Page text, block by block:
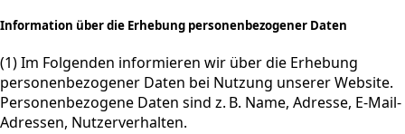
Information über die Erhebung personenbezogener Daten
(1) Im Folgenden informieren wir über die Erhebung
personenbezogener Daten bei Nutzung unserer Website.
Personenbezogene Daten sind z. B. Name, Adresse, E-Mail-
Adressen, Nutzerverhalten.